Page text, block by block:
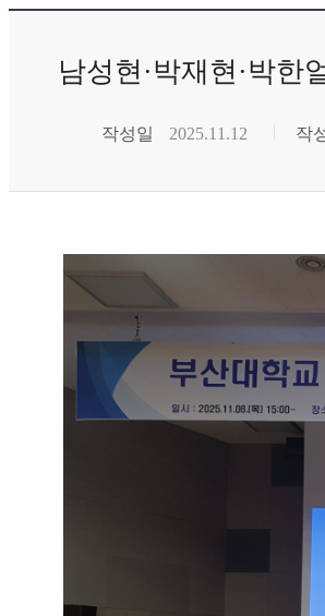
남성현·박재현·박한
작성일 2025.11.12 작